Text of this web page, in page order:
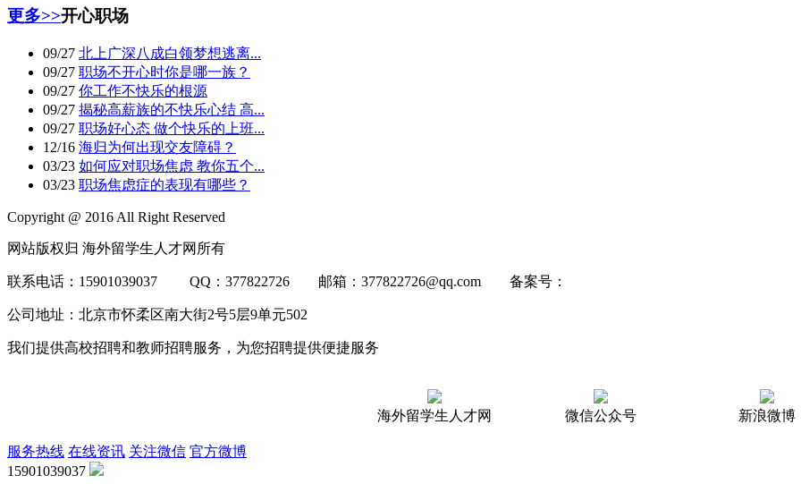
更多>>开心职场
09/27 北上广深八成白领梦想逃离...
09/27 职场不开心时你是哪一族？
09/27 你工作不快乐的根源
09/27 揭秘高薪族的不快乐心结 高...
09/27 职场好心态 做个快乐的上班...
12/16 海归为何出现交友障碍？
03/23 如何应对职场焦虑 教你五个...
03/23 职场焦虑症的表现有哪些？
Copyright @ 2016 All Right Reserved
网站版权归 海外留学生人才网所有
联系电话：15901039037 QQ：377822726 邮箱：377822726@qq.com 备案号：
公司地址：北京市怀柔区南大街2号5层9单元502
我们提供高校招聘和教师招聘服务，为您招聘提供便捷服务
海外留学生人才网 微信公众号 新浪微博
服务热线 在线资讯 关注微信 官方微博
15901039037